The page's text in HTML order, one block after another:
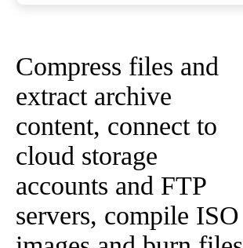
Compress files and
extract archive
content, connect to
cloud storage
accounts and FTP
servers, compile ISO